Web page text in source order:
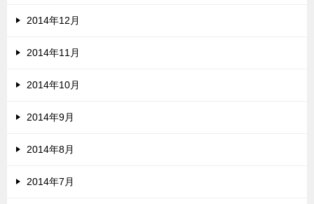
2014年12月
2014年11月
2014年10月
2014年9月
2014年8月
2014年7月